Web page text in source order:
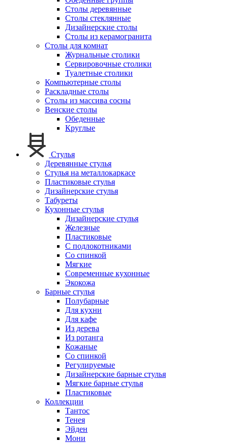
Столы деревянные
Столы стеклянные
Дизайнерские столы
Столы из керамогранита
Столы для комнат
Журнальные столики
Сервировочные столики
Туалетные столики
Компьютерные столы
Раскладные столы
Столы из массива сосны
Венские столы
Обеденные
Круглые
Стулья
Деревянные стулья
Стулья на металлокаркасе
Пластиковые стулья
Дизайнерские стулья
Табуреты
Кухонные стулья
Дизайнерские стулья
Железные
Пластиковые
С подлокотниками
Со спинкой
Мягкие
Современные кухонные
Экокожа
Барные стулья
Полубарные
Для кухни
Для кафе
Из дерева
Из ротанга
Кожаные
Со спинкой
Регулируемые
Дизайнерские барные стулья
Мягкие барные стулья
Пластиковые
Коллекции
Тантос
Тенея
Эйден
Мони